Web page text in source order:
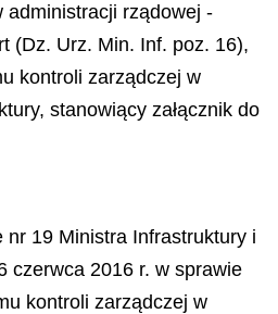
administracji rządowej -
(Dz. Urz. Min. Inf. poz. 16),
kontroli zarządczej w
stanowiący załącznik do
nr 19 Ministra Infrastruktury i
czerwca 2016 r. w sprawie
kontroli zarządczej w